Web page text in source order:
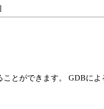
とができます。 GDBに